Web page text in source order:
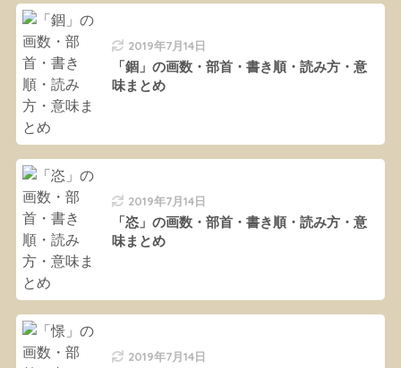
2019年7月14日
「錮」の画数・部首・書き順・読み方・意
味まとめ
2019年7月14日
「恣」の画数・部首・書き順・読み方・意
味まとめ
2019年7月14日